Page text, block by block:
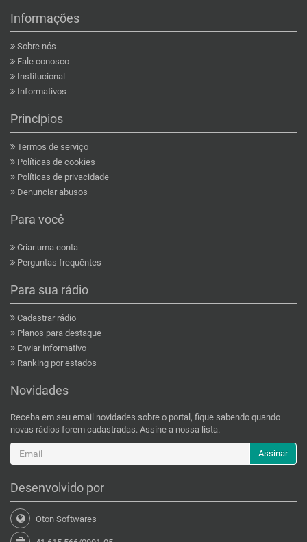
Informações
Sobre nós
Fale conosco
Institucional
Informativos
Princípios
Termos de serviço
Políticas de cookies
Políticas de privacidade
Denunciar abusos
Para você
Criar uma conta
Perguntas frequêntes
Para sua rádio
Cadastrar rádio
Planos para destaque
Enviar informativo
Ranking por estados
Novidades
Receba em seu email novidades sobre o portal, fique sabendo quando
novas rádios forem cadastradas. Assine a nossa lista.
Assinar
Desenvolvido por
Oton Softwares